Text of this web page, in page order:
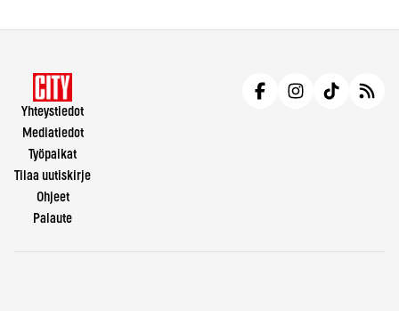
Yhteystiedot
Mediatiedot
Työpaikat
Tilaa uutiskirje
Ohjeet
Palaute